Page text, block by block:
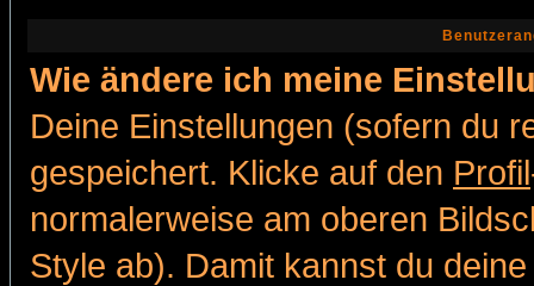
Wie ändere ich meine
Deine Einstellungen (sofern du
gespeichert. Klicke auf den Profil
normalerweise am oberen
Style ab). Damit kannst du